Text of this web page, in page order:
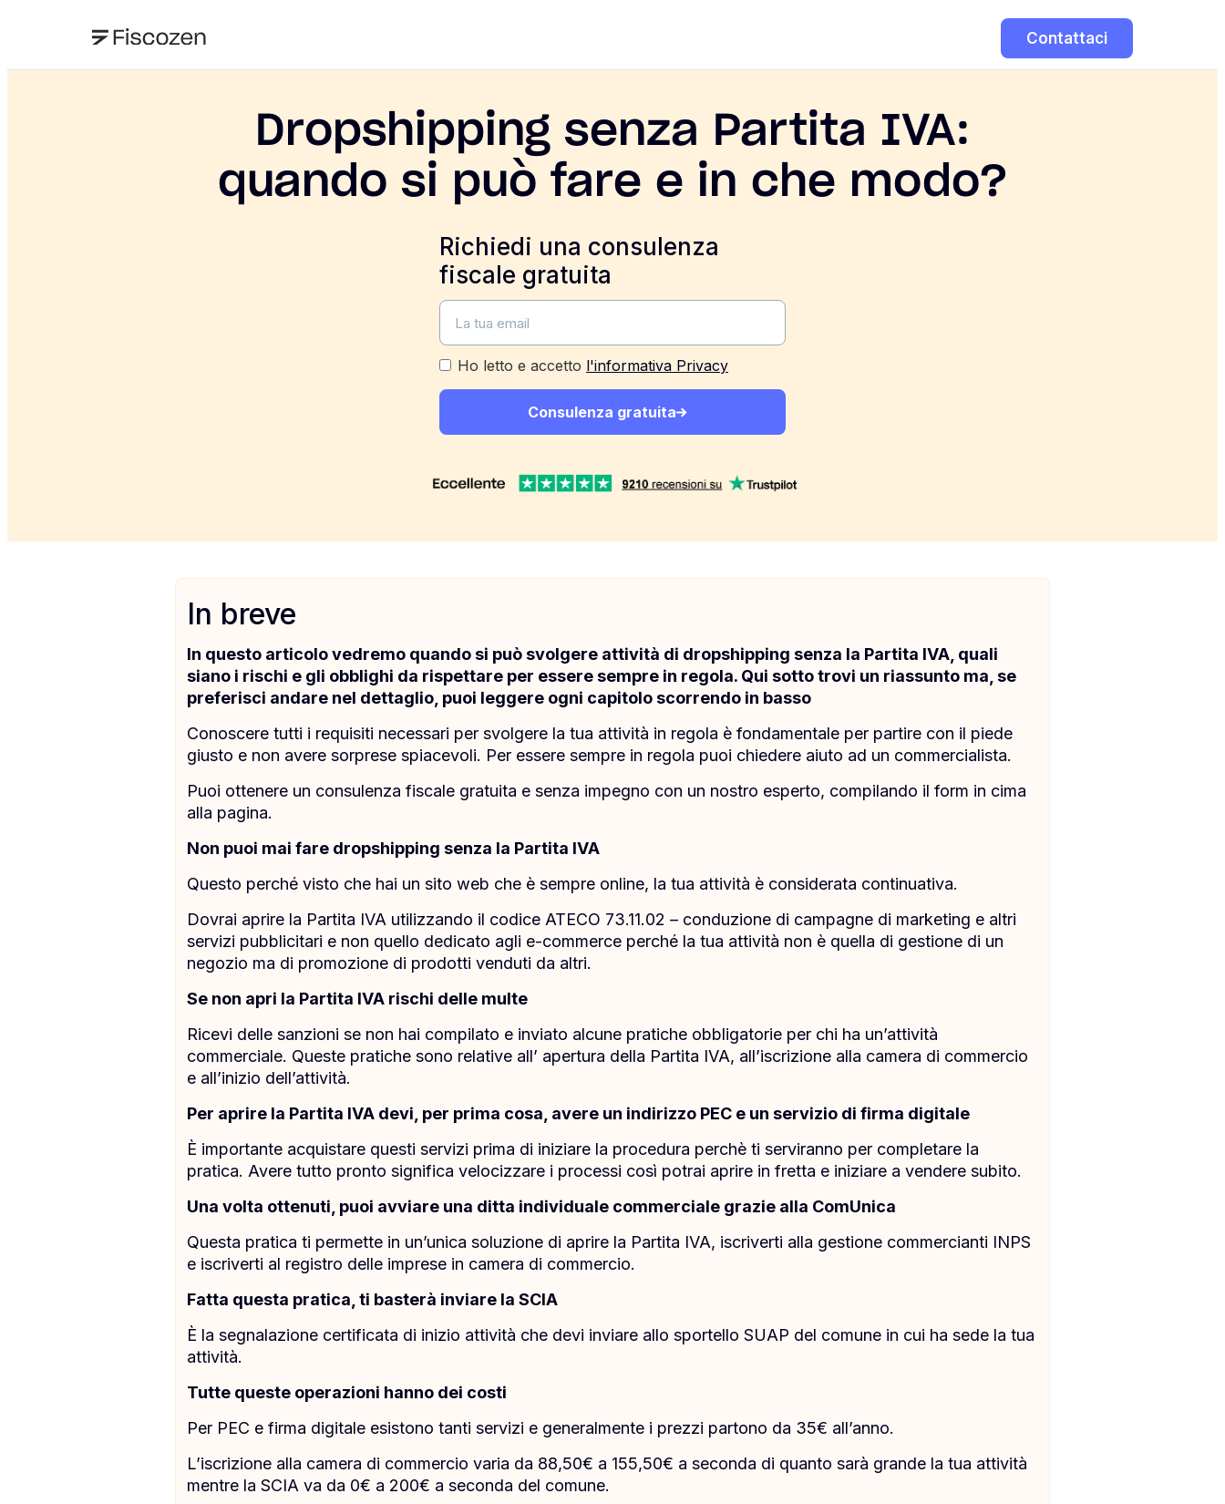
Contattaci
Dropshipping senza Partita IVA:
quando si può fare e in che modo?
Richiedi una consulenza
fiscale gratuita
Ho letto e accetto l'informativa Privacy
Consulenza gratuita
In breve
In questo articolo vedremo quando si può svolgere attività di dropshipping senza la Partita IVA, quali
siano i rischi e gli obblighi da rispettare per essere sempre in regola. Qui sotto trovi un riassunto ma, se
preferisci andare nel dettaglio, puoi leggere ogni capitolo scorrendo in basso
Conoscere tutti i requisiti necessari per svolgere la tua attività in regola è fondamentale per partire con il piede
giusto e non avere sorprese spiacevoli. Per essere sempre in regola puoi chiedere aiuto ad un commercialista.
Puoi ottenere un consulenza fiscale gratuita e senza impegno con un nostro esperto, compilando il form in cima
alla pagina.
Non puoi mai fare dropshipping senza la Partita IVA
Questo perché visto che hai un sito web che è sempre online, la tua attività è considerata continuativa.
Dovrai aprire la Partita IVA utilizzando il codice ATECO 73.11.02 – conduzione di campagne di marketing e altri
servizi pubblicitari e non quello dedicato agli e-commerce perché la tua attività non è quella di gestione di un
negozio ma di promozione di prodotti venduti da altri.
Se non apri la Partita IVA rischi delle multe
Ricevi delle sanzioni se non hai compilato e inviato alcune pratiche obbligatorie per chi ha un’attività
commerciale. Queste pratiche sono relative all’ apertura della Partita IVA, all’iscrizione alla camera di commercio
e all’inizio dell’attività.
Per aprire la Partita IVA devi, per prima cosa, avere un indirizzo PEC e un servizio di firma digitale
È importante acquistare questi servizi prima di iniziare la procedura perchè ti serviranno per completare la
pratica. Avere tutto pronto significa velocizzare i processi così potrai aprire in fretta e iniziare a vendere subito.
Una volta ottenuti, puoi avviare una ditta individuale commerciale grazie alla ComUnica
Questa pratica ti permette in un’unica soluzione di aprire la Partita IVA, iscriverti alla gestione commercianti INPS
e iscriverti al registro delle imprese in camera di commercio.
Fatta questa pratica, ti basterà inviare la SCIA
È la segnalazione certificata di inizio attività che devi inviare allo sportello SUAP del comune in cui ha sede la tua
attività.
Tutte queste operazioni hanno dei costi
Per PEC e firma digitale esistono tanti servizi e generalmente i prezzi partono da 35€ all’anno.
L’iscrizione alla camera di commercio varia da 88,50€ a 155,50€ a seconda di quanto sarà grande la tua attività
mentre la SCIA va da 0€ a 200€ a seconda del comune.